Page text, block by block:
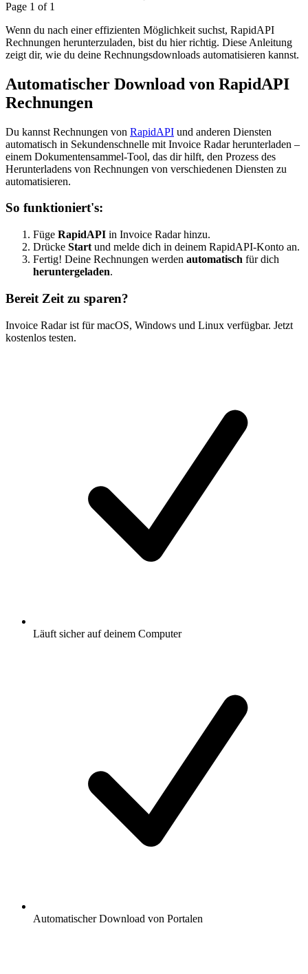
Page 1 of 1
Wenn du nach einer effizienten Möglichkeit suchst, RapidAPI
Rechnungen herunterzuladen, bist du hier richtig. Diese Anleitung
zeigt dir, wie du deine Rechnungsdownloads automatisieren kannst.
Automatischer Download von RapidAPI
Rechnungen
Du kannst Rechnungen von RapidAPI und anderen Diensten
automatisch in Sekundenschnelle mit Invoice Radar herunterladen –
einem Dokumentensammel-Tool, das dir hilft, den Prozess des
Herunterladens von Rechnungen von verschiedenen Diensten zu
automatisieren.
So funktioniert's:
Füge RapidAPI in Invoice Radar hinzu.
Drücke Start und melde dich in deinem RapidAPI-Konto an.
Fertig! Deine Rechnungen werden automatisch für dich
heruntergeladen.
Bereit Zeit zu sparen?
Invoice Radar ist für macOS, Windows und Linux verfügbar. Jetzt
kostenlos testen.
Läuft sicher auf deinem Computer
Automatischer Download von Portalen